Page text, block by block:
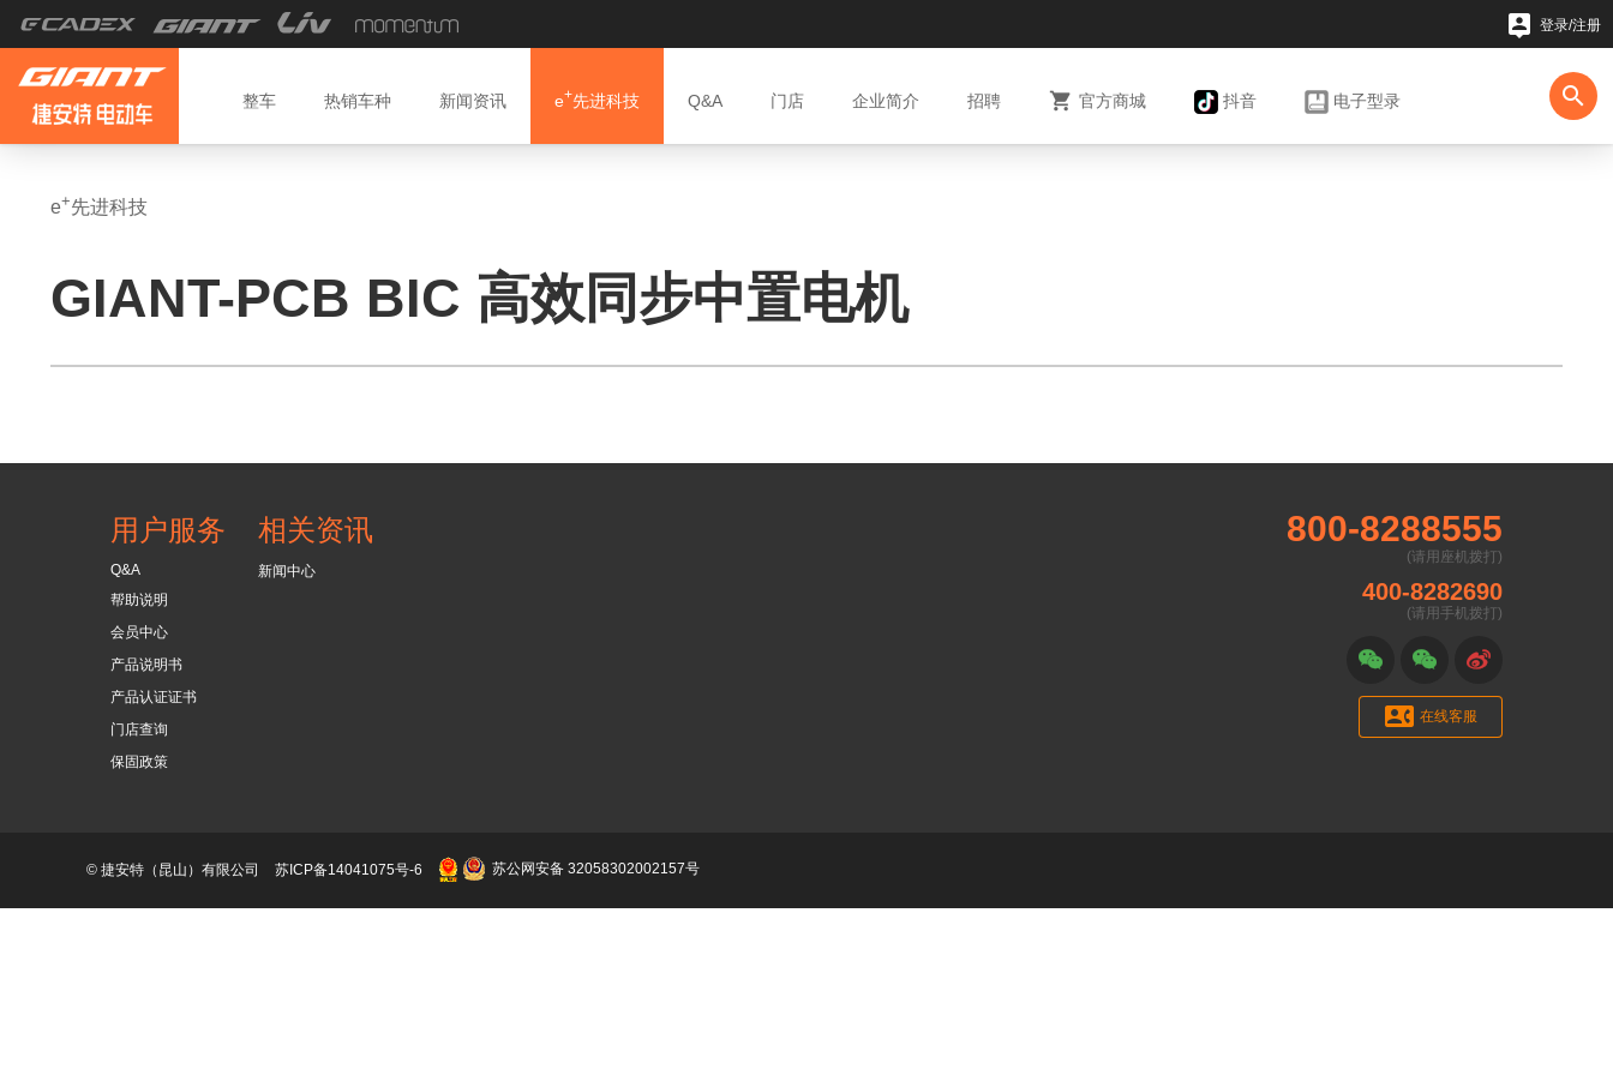
 登录/注册
整车 热销车种 新闻资讯 e+先进科技 Q&A 门店 企业简介 招聘  官方商城 抖音 电子型录 
e+先进科技
GIANT-PCB BIC 高效同步中置电机
用户服务
Q&A
帮助说明
会员中心
产品说明书
产品认证证书
门店查询
保固政策
相关资讯
新闻中心
800-8288555
(请用座机拨打)
400-8282690
(请用手机拨打)
  
 在线客服
© 捷安特（昆山）有限公司 苏ICP备14041075号-6 苏公网安备 32058302002157号